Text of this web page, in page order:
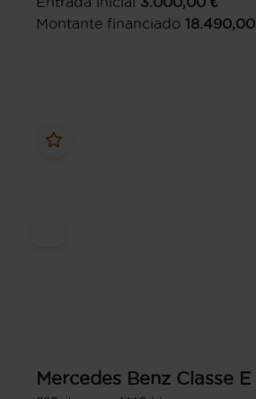
Montante financiado 18.490,00
Mercedes Benz Classe E